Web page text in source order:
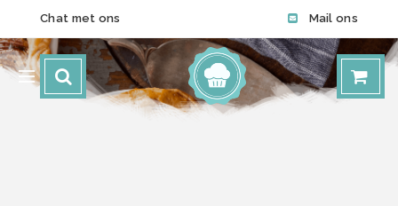
Chat met ons Mail ons